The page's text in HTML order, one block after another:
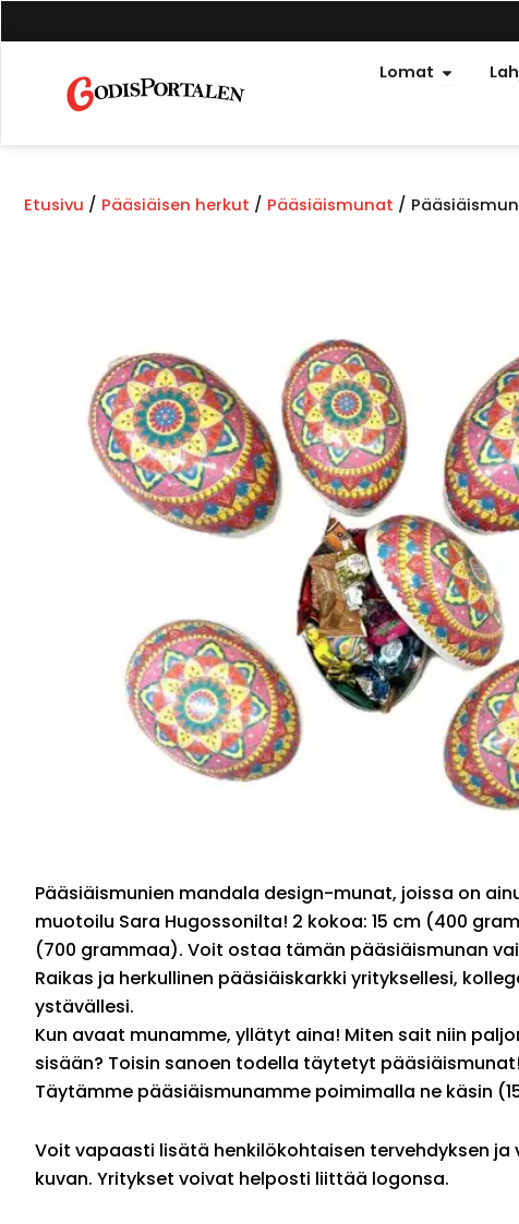
sisältöön
Lomat
Etusivu / Pääsiäisen herkut / Pääsiäismunat /
Pääsiäismunien mandala design-munat, joissa on
muotoilu Sara Hugossonilta! 2 kokoa: 15 cm (400
(700 grammaa). Voit ostaa tämän pääsiäismunan
Raikas ja herkullinen pääsiäiskarkki yrityksellesi,
ystävällesi.
Kun avaat munamme, yllätyt aina! Miten sait niin
sisään? Toisin sanoen todella täytetyt pääsiäismunat!
Täytämme pääsiäismunamme poimimalla ne käsin
Voit vapaasti lisätä henkilökohtaisen tervehdyksen ja
kuvan. Yritykset voivat helposti liittää logonsa.